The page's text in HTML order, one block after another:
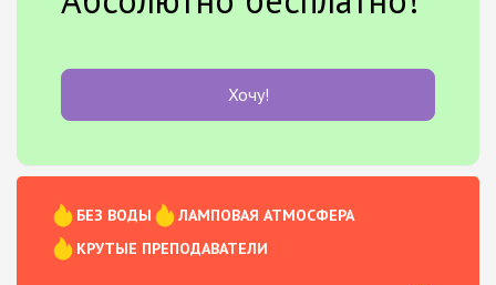
Хочу!
БЕЗ ВОДЫ
ЛАМПОВАЯ АТМОСФЕРА
КРУТЫЕ ПРЕПОДАВАТЕЛИ